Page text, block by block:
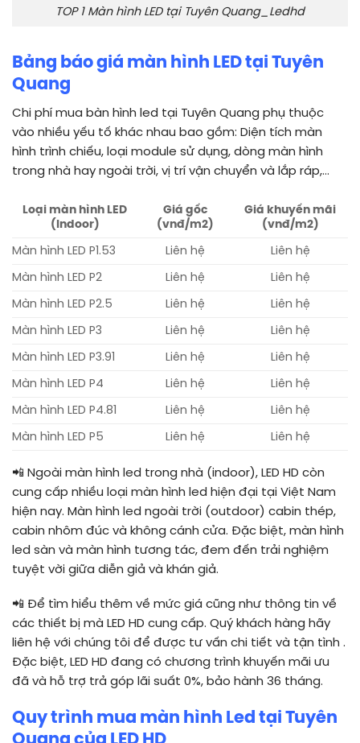
TOP 1 Màn hình LED tại Tuyên Quang_Ledhd
Bảng báo giá màn hình LED tại Tuyên
Quang
Chi phí mua bàn hình led tại Tuyên Quang phụ thuộc
vào nhiều yếu tố khác nhau bao gồm: Diện tích màn
hình trình chiếu, loại module sử dụng, dòng màn hình
trong nhà hay ngoài trời, vị trí vận chuyển và lắp ráp,…
Loại màn hình LED
(Indoor)
Giá gốc
(vnđ/m2)
Giá khuyến mãi
(vnđ/m2)
Màn hình LED P1.53 Liên hệ Liên hệ
Màn hình LED P2 Liên hệ Liên hệ
Màn hình LED P2.5 Liên hệ Liên hệ
Màn hình LED P3 Liên hệ Liên hệ
Màn hình LED P3.91 Liên hệ Liên hệ
Màn hình LED P4 Liên hệ Liên hệ
Màn hình LED P4.81 Liên hệ Liên hệ
Màn hình LED P5 Liên hệ Liên hệ
📲 Ngoài màn hình led trong nhà (indoor), LED HD còn
cung cấp nhiều loại màn hình led hiện đại tại Việt Nam
hiện nay. Màn hình led ngoài trời (outdoor) cabin thép,
cabin nhôm đúc và không cánh cửa. Đặc biệt, màn hình
led sàn và màn hình tương tác, đem đến trải nghiệm
tuyệt vời giữa diễn giả và khán giả.
📲 Để tìm hiểu thêm về mức giá cũng như thông tin về
các thiết bị mà LED HD cung cấp. Quý khách hàng hãy
liên hệ với chúng tôi để được tư vấn chi tiết và tận tình .
Đặc biệt, LED HD đang có chương trình khuyến mãi ưu
đã và hỗ trợ trả góp lãi suất 0%, bảo hành 36 tháng.
Quy trình mua màn hình Led tại Tuyên